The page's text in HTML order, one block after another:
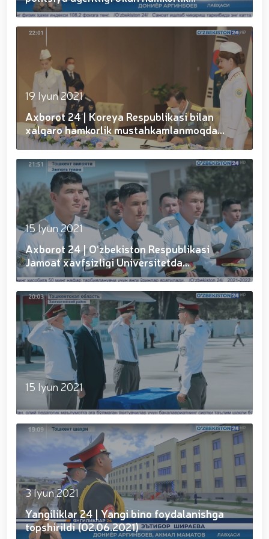
munosabati bilan Milliy gvardiya tizimida faoliyat
yuritib kyelayotgan ayollar uchun tantanali bayram
tadbiri tashkil etildi // Moliyaviy shaffoflik va
korrupsiyadan xoli muhitni ta’minlash bo‘yicha o‘quv
yig‘ini o‘tkazildi // Ajdodlar merosi – milliy gʻurur va
vatanparvarlik manbai // General-polkovnik
B.Tashmatov Toshkent “Temurbeklar maktabi”
harbiy akademik litseyi faoliyati bilan yaqindan
tanishdi. //Milliy gvardiya qo‘mondoni, general-
polkovnik B.Tashmatov Sirdaryo va Jizzax viloyatida
o'rganish ishlarini olib bordi // “Harbiy taʼlim tizimida
ilm-fan va pedagogik texnologiyalarni rivojlantirish
istiqbollari” mavzusida respublika harbiy ilmiy-
amaliy konferensiyasi tashkil etildi. //Milliy gvardiya
qo‘mondoni general-polkovnik B.Tashmatov ilk
manzilli ishlarini Yunusobod tumanida amalga
oshirdi. // Samarqand va Buxoro viloyatalarida
xavfsiz muhitni yaratish va jamoat xavfsizligini
ishonchli taʼminlash boʻyicha manzilli ishlar amalga
oshirildi. // Yoshlar siyosatiga oid ustuvor vazifalar
doimiy e’tiborda. // Milliy gvardiya qoʻmondoni
general-polkovnik B.Tashmatov Oʻzbekiston huquqni
muhofaza qilish organlarining Qoʻl jangi federatsiyasi
raisi etib saylandi. // Milliy gvardiya shaxsiy
tarkibining jangovar salohiyati, jismoniy va ma'naviy
tayyorgarligini mustahkamlash hamda zamon
talablariga mos takomillashtirishga qaratilgan ishlar
davom ettirilmoqda. // Tizim fidoyilari hurmat va
ehtirom bilan nafaqaga kuzatildi. // “Kitobxon harbiy
oilalar” mavzusida adabiy-badiiy kecha tashkil etildi
/ / Vatanparvarlik oyligi doirasidagi tadbirlar / /
Toshkentda qidiruvda bo‘lgan shaxs qo‘lga olindi / /
“Jasorat” filmi premyerasi bo'lib o'tdi / / Qurolli
Kuchlarimiz tashkil etilganining 34 yilligi va 14 yanvar
– Vatan himoyachilari kuni munosabati Milliy
gvardiyada bayramona tadbir o‘tkazildi / / Milliy
gvardiya qo'mondonining O‘zbekiston Respublikasi
Qurolli Kuchlari tashkil etilganining 34 yilligi va Vatan
himoyachilari kuni munosabati bilan bayram tabrigi /
/ Oʻzbekiston Respublikasi Qurolli Kuchlari tashkil
etilganining 34 yilligi hamda 14-yanvar — Vatan
himoyachilari kuni munosabati bilan gvardiyachilar
xizmat burchini bajarish chogʻida qahramonlarcha
halok boʻlgan safdoshlari xotirasiga bagʻishlab Milliy
(19.06.202...
19 Iyun 2021
Axborot 24 | Koreya Respublikasi bilan
xalqaro hamkorlik mustahkamlanmoqda
(18.06.2021)
15 Iyun 2021
Axborot 24 | O‘zbekiston Respublikasi
Jamoat xavfsizligi Universitetda
bitiruvchilar uchun...
15 Iyun 2021
3 Iyun 2021
Yangiliklar 24 | Yangi bino foydalanishga
topshirildi (02.06.2021)